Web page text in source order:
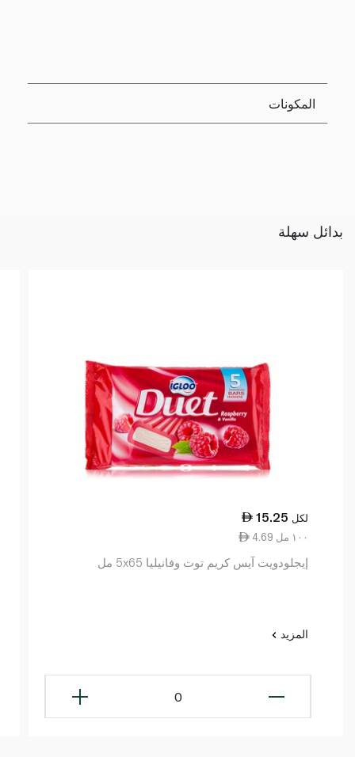
المكونات
بدائل سهلة
15.25 لكل
4.69 ١٠٠ مل
إيجلودويت آيس كريم توت وفانيليا 5x65 مل
المزيد
0